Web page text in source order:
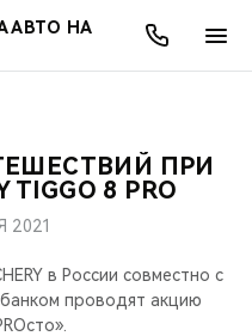
АВТО НА
ПРИ
8 PRO
2021
в России совместно с
проводят акцию